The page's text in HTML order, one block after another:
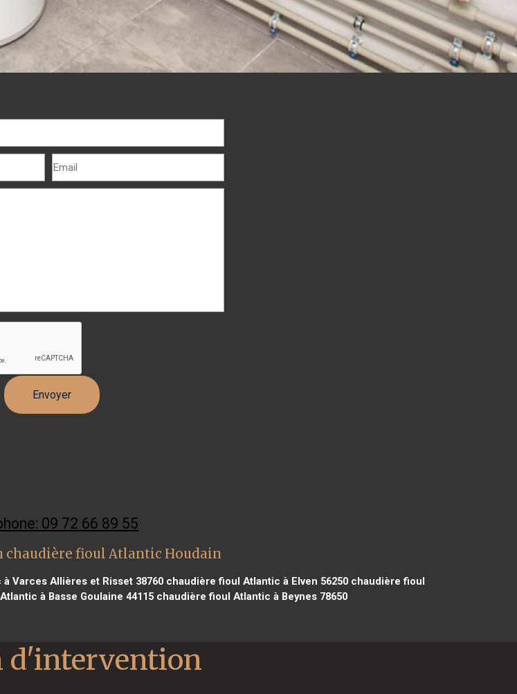
09 72 66 89 55
fioul Atlantic Houdain
Varces Allières et Risset 38760chaudière fioul Atlantic à Elven 56250chaudière fioul
à Basse Goulaine 44115chaudière fioul Atlantic à Beynes 78650
d'intervention